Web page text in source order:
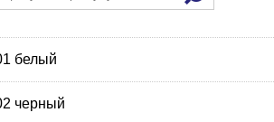
белый
черный